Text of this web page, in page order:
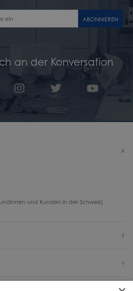
ABONNIEREN
an der Konversation
und Kunden in der Schweiz)